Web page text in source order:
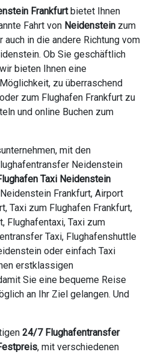
Frankfurtbietet Ihnen
Fahrt von Neidenstein zum
auch in die andere Richtung vom
Ob Sie geschäftlich
bieten Ihnen eine
zu überraschend
zum Flughafen Frankfurt zu
und online Buchen zum
mit den
Neidenstein
Taxi Neidenstein
Frankfurt, Airport
Taxi zum Flughafen Frankfurt,
Flughafentaxi, Taxi zum
Taxi, Flughafenshuttle
oder einfach Taxi
erstklassigen
Sie eine bequeme Reise
an Ihr Ziel gelangen. Und
24/7 Flughafentransfer
, mit verschiedenen